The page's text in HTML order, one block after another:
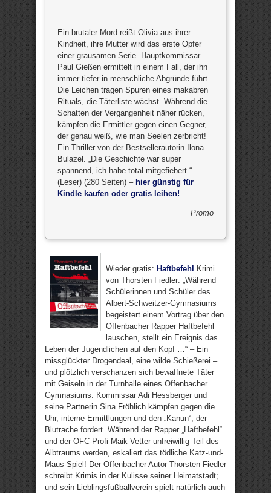
Ein brutaler Mord reißt Olivia aus ihrer
Kindheit, ihre Mutter wird das erste Opfer
einer grausamen Serie. Hauptkommissar
Paul Gießen ermittelt in einem Fall, der ihn
immer tiefer in menschliche Abgründe führt.
Die Leichen tragen Spuren eines makabren
Rituals, die Täterliste wächst. Während die
Schatten der Vergangenheit näher rücken,
kämpfen die Ermittler gegen einen Gegner,
der genau weiß, wie man Seelen zerbricht!
Ein Thriller von der Bestsellerautorin Ilona
Bulazel. „Die Geschichte war super
spannend, ich habe total mitgefiebert.“
(Leser) (280 Seiten) – hier günstig für
Kindle kaufen oder gratis leihen!
Promo
Wieder gratis: Haftbefehl
Krimi
von Thorsten Fiedler: „Während
Schülerinnen und Schüler des
Albert-Schweitzer-Gymnasiums
begeistert einem Vortrag über den
Offenbacher Rapper Haftbefehl
lauschen, stellt ein Ereignis das
Leben der Jugendlichen auf den Kopf …“ – Ein
missglückter Drogendeal, eine wilde Schießerei –
und plötzlich verschanzen sich bewaffnete Täter
mit Geiseln in der Turnhalle eines Offenbacher
Gymnasiums. Kommissar Adi Hessberger und
seine Partnerin Sina Fröhlich kämpfen gegen die
Uhr, interne Ermittlungen und den „Kanun“, der
Blutrache fordert. Während der Rapper „Haftbefehl“
und der OFC-Profi Maik Vetter unfreiwillig Teil des
Albtraums werden, eskaliert das tödliche Katz-und-
Maus-Spiel! Der Offenbacher Autor Thorsten Fiedler
schreibt Krimis in der Kulisse seiner Heimatstadt;
und sein Lieblingsfußballverein spielt natürlich auch